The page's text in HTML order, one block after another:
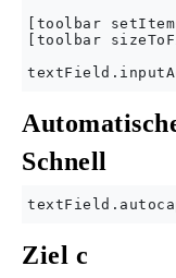
[toolbar
[toolbar
Schnell
Ziel c